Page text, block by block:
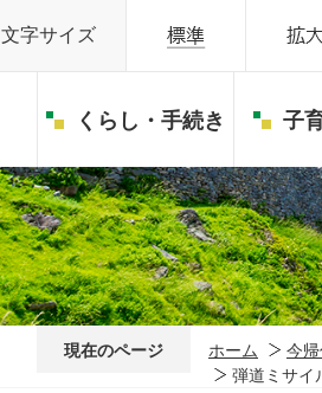
文字サイズ
くらし・手続き 子
現在のページ ホーム 今
弾道ミサイ